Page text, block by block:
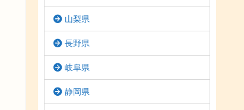
山梨県
長野県
岐阜県
静岡県